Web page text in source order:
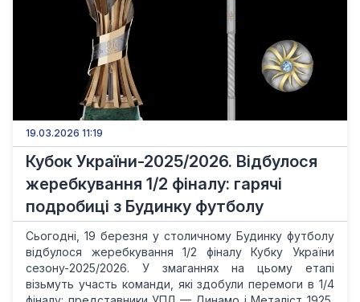
19.03.2026 11:19
Кубок України-2025/2026. Відбулося
жеребкування 1/2 фіналу: гарячі
подробиці з Будинку футболу
Сьогодні, 19 березня у столичному Будинку футболу
відбулося жеребкування 1/2 фіналу Кубку України
сезону-2025/2026. У змаганнях на цьому етапі
візьмуть участь команди, які здобули перемоги в 1/4